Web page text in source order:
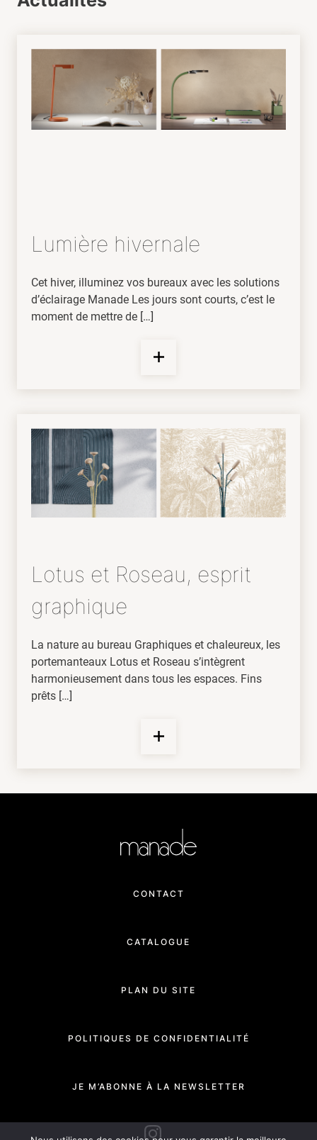
Lumière hivernale
Cet hiver, illuminez vos bureaux avec les solutions
d’éclairage Manade Les jours sont courts, c’est le
moment de mettre de […]
Lotus et Roseau, esprit
graphique
La nature au bureau Graphiques et chaleureux, les
portemanteaux Lotus et Roseau s’intègrent
harmonieusement dans tous les espaces. Fins
prêts […]
CONTACT
CATALOGUE
PLAN DU SITE
POLITIQUES DE CONFIDENTIALITÉ
JE M’ABONNE À LA NEWSLETTER